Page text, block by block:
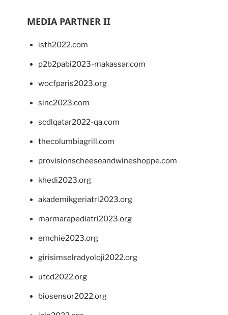
MEDIA PARTNER II
isth2022.com
p2b2pabi2023-makassar.com
wocfparis2023.org
sinc2023.com
scdlqatar2022-qa.com
thecolumbiagrill.com
provisionscheeseandwineshoppe.com
khedi2023.org
akademikgeriatri2023.org
marmarapediatri2023.org
emchie2023.org
girisimselradyoloji2022.org
utcd2022.org
biosensor2022.org